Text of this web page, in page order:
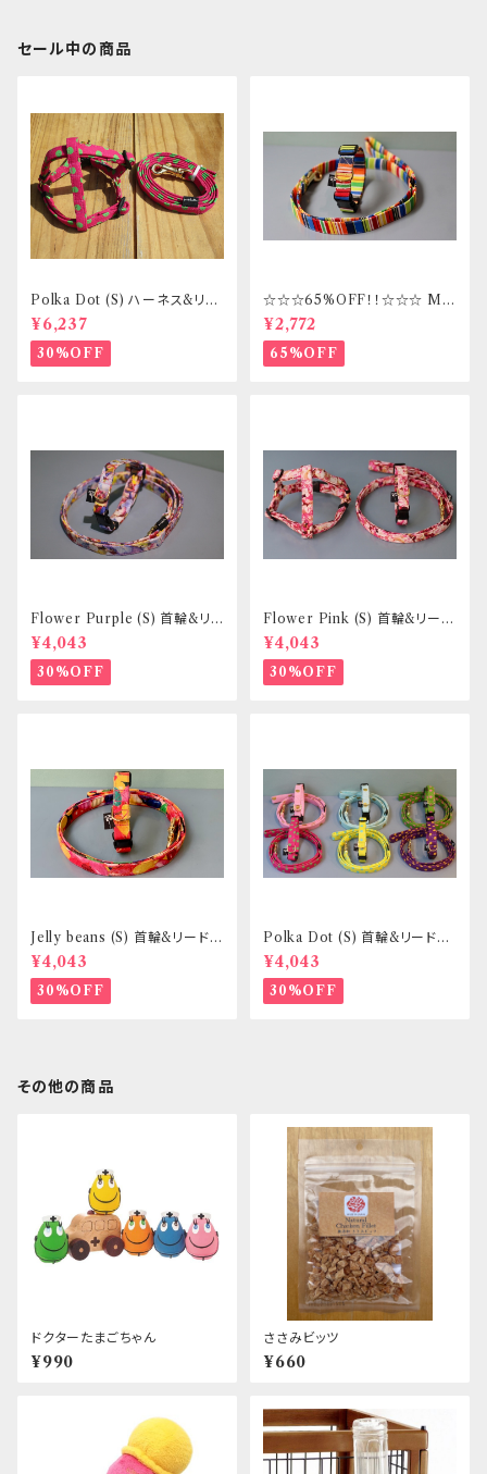
セール中の商品
Polka Dot (S) ハーネス&リー
ドセット _ フントヒュッテオリジ
ナル
¥6,237
30%OFF
☆☆☆65%OFF！！☆☆☆ Mサ
イズ 首輪&リードセット _ フント
ヒュッテオリジナル
¥2,772
65%OFF
Flower Purple (S) 首輪&リ
ードセット _ 小型犬・小柄な中
型犬向き _ フントヒュッテオリジ
ナル
¥4,043
30%OFF
Flower Pink (S) 首輪&リード
セット _ 小型犬・小柄な中型犬
向き _ フントヒュッテオリジナル
¥4,043
30%OFF
Jelly beans (S) 首輪&リードセ
ット _ 小型犬・小柄な中型犬向
き _ フントヒュッテオリジナル
¥4,043
30%OFF
Polka Dot (S) 首輪&リードセ
ット _ 小型犬・小柄な中型犬向
き _ フントヒュッテオリジナル
¥4,043
30%OFF
その他の商品
ドクターたまごちゃん
¥990
ささみビッツ
¥660